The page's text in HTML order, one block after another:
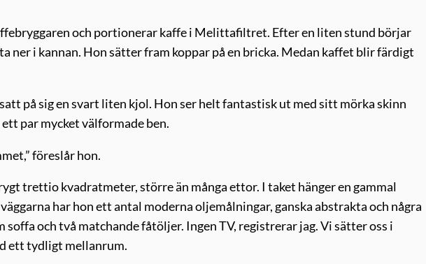
och portionerar kaffe i Melittafiltret. Efter en liten stund börjar
ner i kannan. Hon sätter fram koppar på en bricka. Medan kaffet blir färdigt
på sig en svart liten kjol. Hon ser helt fantastisk ut med sitt mörka skinn
par mycket välformade ben.
föreslår hon.
trettio kvadratmeter, större än många ettor. I taket hänger en gammal
har hon ett antal moderna oljemålningar, ganska abstrakta och några
soffa och två matchande fåtöljer. Ingen TV, registrerar jag. Vi sätter oss i
ett tydligt mellanrum.